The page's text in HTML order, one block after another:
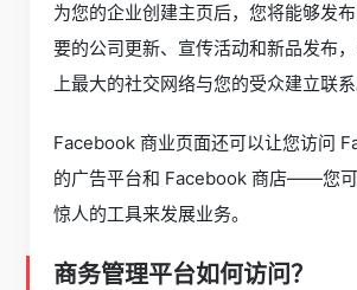
为您的企业创建主页后，您将能够发
要的公司更新、宣传活动和新品发布
上最大的社交网络与您的受众建立联系
Facebook 商业页面还可以让您访问
的广告平台和 Facebook 商店——您
惊人的工具来发展业务。
商务管理平台如何访问？